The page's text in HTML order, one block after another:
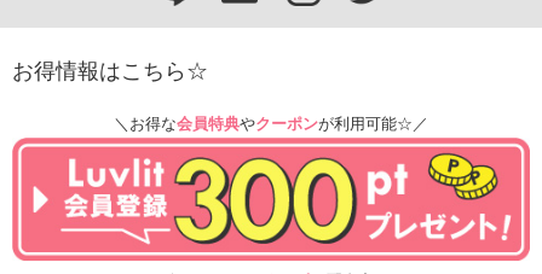
お得情報はこちら☆
＼お得な会員特典やクーポンが利用可能☆／